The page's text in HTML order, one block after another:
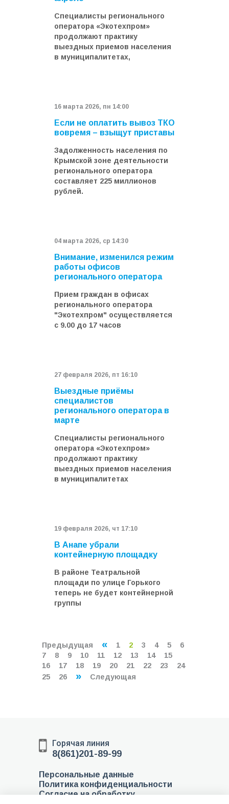
Специалисты регионального
оператора «Экотехпром»
продолжают практику
выездных приемов населения
в муниципалитетах,
16 мартa 2026, пн 14:00
Если не оплатить вывоз ТКО
вовремя – взыщут приставы
Задолженность населения по
Крымской зоне деятельности
регионального оператора
составляет 225 миллионов
рублей.
04 мартa 2026, ср 14:30
Внимание, изменился режим
работы офисов
регионального оператора
Прием граждан в офисах
регионального оператора
"Экотехпром" осуществляется
с 9.00 до 17 часов
27 февраля 2026, пт 16:10
Выездные приёмы
специалистов
регионального оператора в
марте
Специалисты регионального
оператора «Экотехпром»
продолжают практику
выездных приемов населения
в муниципалитетах
19 февраля 2026, чт 17:10
В Анапе убрали
контейнерную площадку
В районе Театральной
площади по улице Горького
теперь не будет контейнерной
группы
Предыдущая « 1 2 3 4 5
6
7
8 9 10 11 12 13 14
15
16
17 18 19 20 21 22 23
24
25
26 » Следующая
Горячая линия
8(861)201-89-99
Персональные данные
Политика конфиденциальности
Согласие на обработку